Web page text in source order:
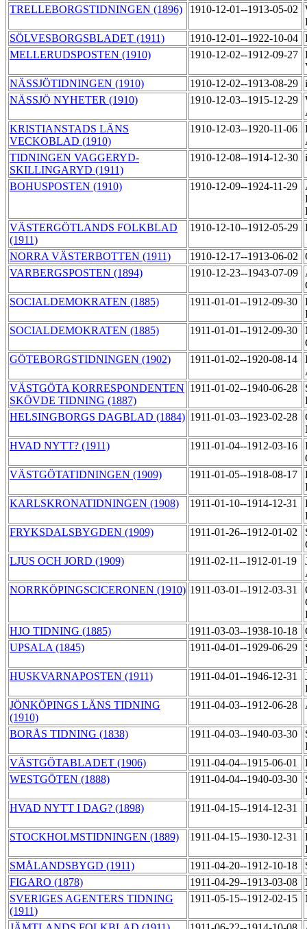
TRELLEBORGSTIDNINGEN (1896)
1910-12-01--1913-05-02
SÖLVESBORGSBLADET (1911)
1910-12-01--1922-10-04
MELLERUDSPOSTEN (1910)
1910-12-02--1912-09-27
NÄSSJÖTIDNINGEN (1910)
1910-12-02--1913-08-29
NÄSSJÖ NYHETER (1910)
1910-12-03--1915-12-29
KRISTIANSTADS LÄNS
VECKOBLAD (1910)
1910-12-03--1920-11-06
TIDNINGEN VAGGERYD-
SKILLINGARYD (1911)
1910-12-08--1914-12-30
BOHUSPOSTEN (1910) 1910-12-09--1924-11-29
VÄSTERGÖTLANDS FOLKBLAD
(1911)
1910-12-10--1912-05-29
NORRA VÄSTERBOTTEN (1911) 1910-12-17--1913-06-02
VARBERGSPOSTEN (1894)
1910-12-23--1943-07-09
SOCIALDEMOKRATEN (1885)
1911-01-01--1912-09-30
SOCIALDEMOKRATEN (1885)
1911-01-01--1912-09-30
GÖTEBORGSTIDNINGEN (1902)
1911-01-02--1920-08-14
VÄSTGÖTA KORRESPONDENTEN
SKÖVDE TIDNING (1887)
1911-01-02--1940-06-28
HELSINGBORGS DAGBLAD (1884) 1911-01-03--1923-02-28
HVAD NYTT? (1911)
1911-01-04--1912-03-16
VÄSTGÖTATIDNINGEN (1909)
1911-01-05--1918-08-17
KARLSKRONATIDNINGEN (1908)
1911-01-10--1914-12-31
FRYKSDALSBYGDEN (1909)
1911-01-26--1912-01-02
LJUS OCH JORD (1909)
1911-02-11--1912-01-19
NORRKÖPINGSCICERONEN (1910) 1911-03-01--1912-03-31
HJO TIDNING (1885)
1911-03-03--1938-10-18
UPSALA (1845)
1911-04-01--1929-06-29
HUSKVARNAPOSTEN (1911)
1911-04-01--1946-12-31
JÖNKÖPINGS LÄNS TIDNING
(1910)
1911-04-03--1912-06-28
BORÅS TIDNING (1838) 1911-04-03--1940-03-30
VÄSTGÖTABLADET (1906)
1911-04-04--1915-06-01
WESTGÖTEN (1888)
1911-04-04--1940-03-30
HVAD NYTT I DAG? (1898)
1911-04-15--1914-12-31
STOCKHOLMSTIDNINGEN (1889)
1911-04-15--1930-12-31
SMÅLANDSBYGD (1911)
1911-04-20--1912-10-18
FIGARO (1878)
1911-04-29--1913-03-08
SVERIGES AGENTERS TIDNING
(1911)
1911-05-15--1912-02-15